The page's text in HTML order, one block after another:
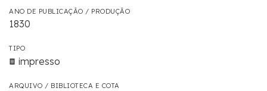
ANO DE PUBLICAÇÃO / PRODUÇÃO
1830
TIPO
impresso
ARQUIVO / BIBLIOTECA E COTA